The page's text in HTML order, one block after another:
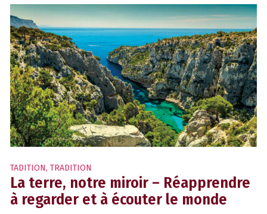
TADITION, TRADITION
La terre, notre miroir – Réapprendre
à regarder et à écouter le monde